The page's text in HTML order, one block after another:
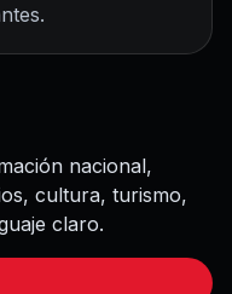
nacional,
cultura, turismo,
claro.